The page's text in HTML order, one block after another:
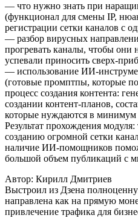
— что нужно знать при
(функционал для смены IP,
регистрации сетки каналов с
— разбор вирусных
прогревать каналы, чтобы они
успевали приносить сверх-
— использование ИИ-
(готовые промптпы, которые
процесс создания контента:
создании контент-планов,
которые нуждаются в минимум
Результат прохождения
созданию огромной сетки
наличие ИИ-помощников
большой объем публикаций с
Автор: Кирилл Дмитриев
Выстроил из Дзена
направлена как на прямую
привлечение трафика для